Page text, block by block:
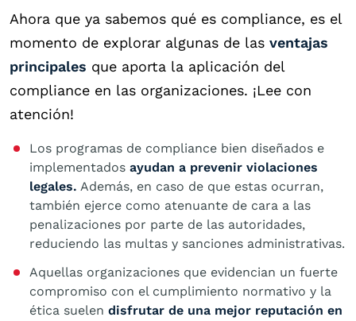
Ahora que ya sabemos qué es compliance, es el
momento de explorar algunas de las ventajas
principales que aporta la aplicación del
compliance en las organizaciones. ¡Lee con
atención!
Los programas de compliance bien diseñados e
implementados ayudan a prevenir violaciones
legales. Además, en caso de que estas ocurran,
también ejerce como atenuante de cara a las
penalizaciones por parte de las autoridades,
reduciendo las multas y sanciones administrativas.
Aquellas organizaciones que evidencian un fuerte
compromiso con el cumplimiento normativo y la
ética suelen disfrutar de una mejor reputación en